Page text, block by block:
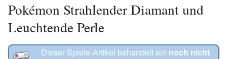
Pokémon Strahlender Diamant und
Leuchtende Perle
Dieser Spiele-Artikel behandelt ein noch nicht